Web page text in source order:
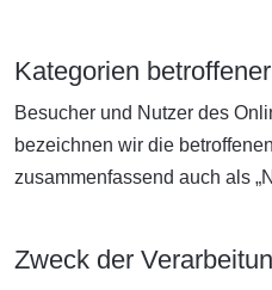
Kategorien
Besucher und Nutzer des
bezeichnen wir die
zusammenfassend auch als
Zweck der